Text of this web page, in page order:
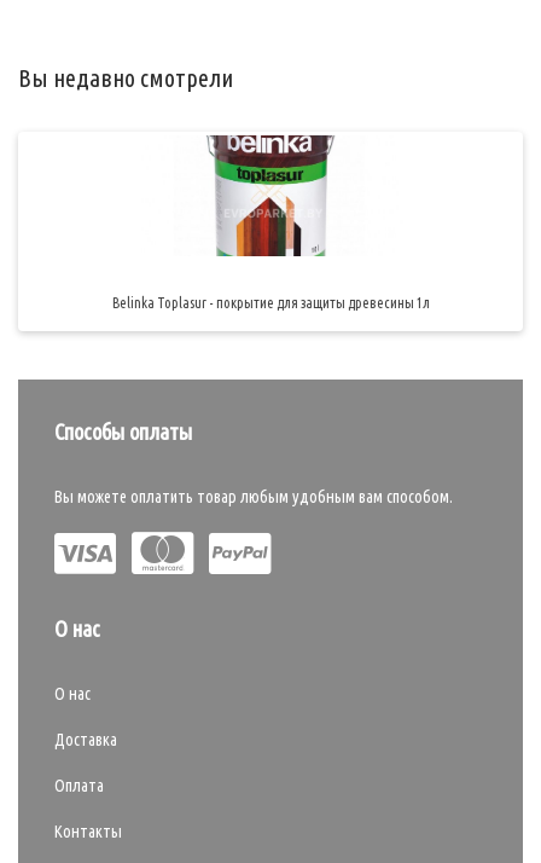
Вы недавно смотрели
Belinka Toplasur - покрытие для защиты древесины 1л
Способы оплаты
Вы можете оплатить товар любым удобным вам способом.
О нас
О нас
Доставка
Оплата
Контакты